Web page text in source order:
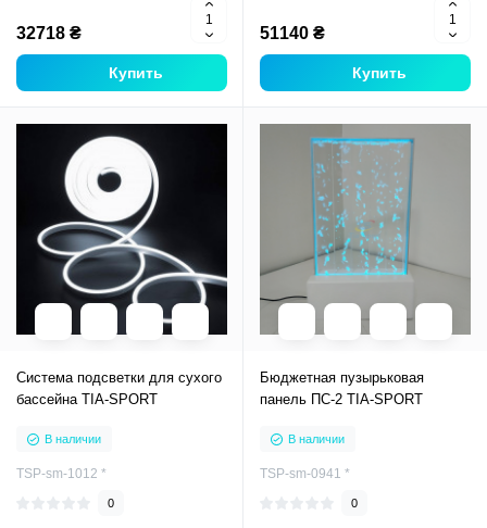
32718 ₴
Купить
51140 ₴
Купить
Система подсветки для сухого
бассейна TIA-SPORT
В наличии
TSP-sm-1012 *
0
Бюджетная пузырьковая
панель ПС-2 TIA-SPORT
В наличии
TSP-sm-0941 *
0